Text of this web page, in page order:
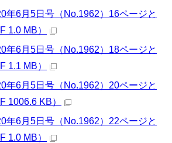
年6月5日号（No.1962）16ページと
1.0 MB）
年6月5日号（No.1962）18ページと
1.1 MB）
年6月5日号（No.1962）20ページと
1006.6 KB）
年6月5日号（No.1962）22ページと
1.0 MB）